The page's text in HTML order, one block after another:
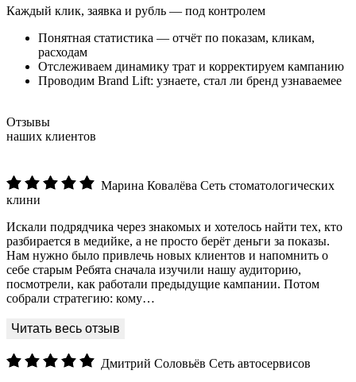
Каждый клик, заявка и рубль — под контролем
Понятная статистика — отчёт по показам, кликам,
расходам
Отслеживаем динамику трат и корректируем кампанию
Проводим Brand Lift: узнаете, стал ли бренд узнаваемее
Отзывы
наших клиентов
Марина Ковалёва Сеть стоматологических
клини
Искали подрядчика через знакомых и хотелось найти тех, кто
разбирается в медийке, а не просто берёт деньги за показы.
Нам нужно было привлечь новых клиентов и напомнить о
себе старым Ребята сначала изучили нашу аудиторию,
посмотрели, как работали предыдущие кампании. Потом
собрали стратегию: кому…
Дмитрий Соловьёв Сеть автосервисов